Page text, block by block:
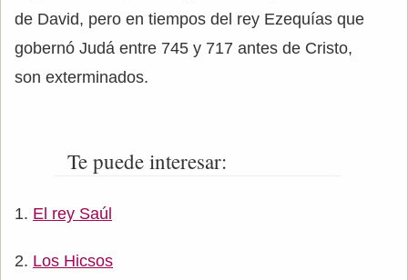
de David, pero en tiempos del rey Ezequías que
gobernó Judá entre 745 y 717 antes de Cristo,
son exterminados.
Te puede interesar:
El rey Saúl
Los Hicsos